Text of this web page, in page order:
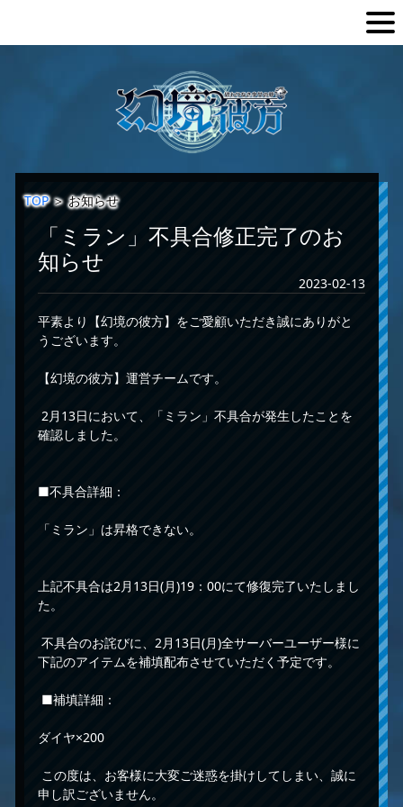
TOP＞お知らせ
「ミラン」不具合修正完了のお
知らせ
2023-02-13
平素より【幻境の彼方】をご愛顧いただき誠にありがと
うございます。
【幻境の彼方】運営チームです。
2月13日において、「ミラン」不具合が発生したことを
確認しました。
■不具合詳細：
「ミラン」は昇格できない。
上記不具合は2月13日(月)19：00にて修復完了いたしまし
た。
不具合のお詫びに、2月13日(月)全サーバーユーザー様に
下記のアイテムを補填配布させていただく予定です。
■補填詳細：
ダイヤ×200
この度は、お客様に大変ご迷惑を掛けしてしまい、誠に
申し訳ございません。